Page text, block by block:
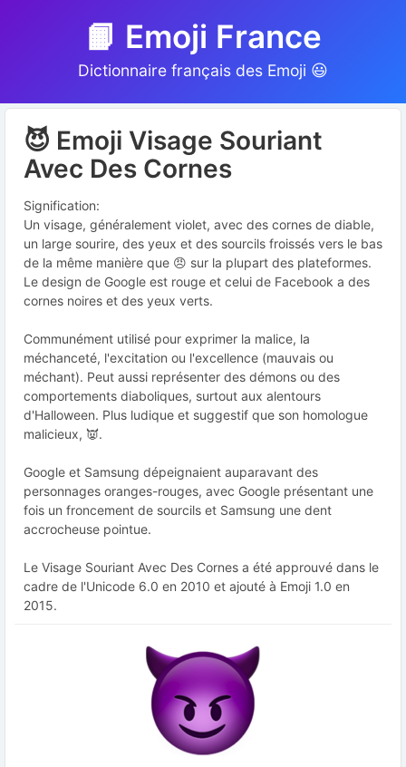
📙 Emoji France
Dictionnaire français des Emoji 😃
😈 Emoji Visage Souriant
Avec Des Cornes
Signification:
Un visage, généralement violet, avec des cornes de diable,
un large sourire, des yeux et des sourcils froissés vers le bas
de la même manière que 😠 sur la plupart des plateformes.
Le design de Google est rouge et celui de Facebook a des
cornes noires et des yeux verts.
Communément utilisé pour exprimer la malice, la
méchanceté, l'excitation ou l'excellence (mauvais ou
méchant). Peut aussi représenter des démons ou des
comportements diaboliques, surtout aux alentours
d'Halloween. Plus ludique et suggestif que son homologue
malicieux, 👿.
Google et Samsung dépeignaient auparavant des
personnages oranges-rouges, avec Google présentant une
fois un froncement de sourcils et Samsung une dent
accrocheuse pointue.
Le Visage Souriant Avec Des Cornes a été approuvé dans le
cadre de l'Unicode 6.0 en 2010 et ajouté à Emoji 1.0 en
2015.